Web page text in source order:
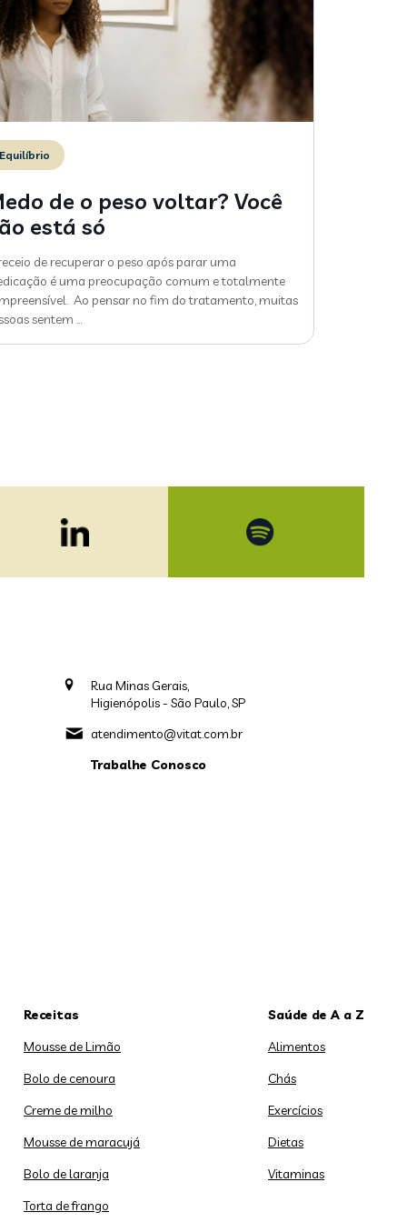
Equilíbrio
de o peso voltar? Você
está só
de recuperar o peso após parar uma
é uma preocupação comum e totalmente
Ao pensar no fim do tratamento, muitas
sentem …
Rua Minas Gerais,
Higienópolis - São Paulo, SP
atendimento@vitat.com.br
Trabalhe Conosco
Receitas
Mousse de Limão
Bolo de cenoura
Creme de milho
Mousse de maracujá
Bolo de laranja
Torta de frango
Saúde de A a Z
Alimentos
Chás
Exercícios
Dietas
Vitaminas